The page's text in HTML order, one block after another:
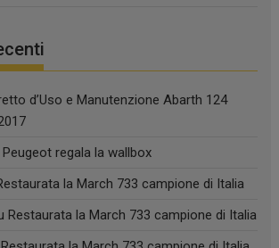
d’Uso e Manutenzione Abarth 124
Peugeot regala la wallbox
la March 733 campione di Italia
Restaurata la March 733 campione di Italia